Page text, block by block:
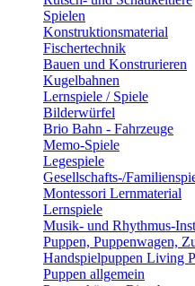
Spielen
Konstruktionsmaterial
Fischertechnik
Bauen und Konstrurieren
Kugelbahnen
Lernspiele / Spiele
Bilderwürfel
Brio Bahn - Fahrzeuge
Memo-Spiele
Legespiele
Gesellschafts-/
Montessori Lernmaterial
Lernspiele
Musik- und Rhythmus-
Puppen, Puppenwagen,
Handspielpuppen Living
Puppen allgemein